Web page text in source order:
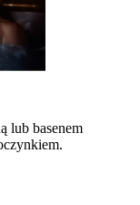
lub basenem